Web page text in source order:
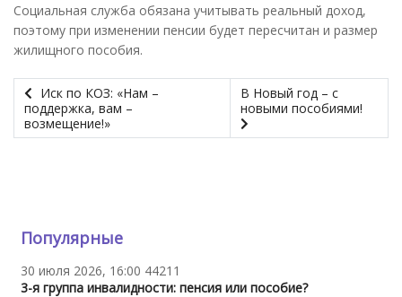
Социальная служба обязана учитывать реальный доход,
поэтому при изменении пенсии будет пересчитан и размер
жилищного пособия.
Иск по КОЗ: «Нам –
поддержка, вам –
возмещение!»
В Новый год – с
новыми пособиями!
Популярные
30 июля 2026, 16:00 44211
3-я группа инвалидности: пенсия или пособие?